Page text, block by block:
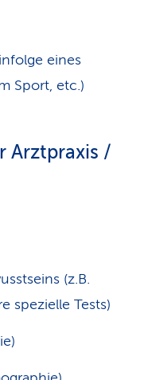
eines
Sport, etc.)
Arztpraxis /
(z.B.
spezielle Tests)